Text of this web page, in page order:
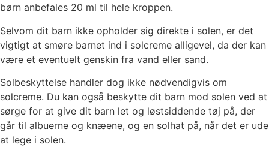
børn anbefales 20 ml til hele kroppen.
Selvom dit barn ikke opholder sig direkte i solen, er det
vigtigt at smøre barnet ind i solcreme alligevel, da der kan
være et eventuelt genskin fra vand eller sand.
Solbeskyttelse handler dog ikke nødvendigvis om
solcreme. Du kan også beskytte dit barn mod solen ved at
sørge for at give dit barn let og løstsiddende tøj på, der
går til albuerne og knæene, og en solhat på, når det er ude
at lege i solen.